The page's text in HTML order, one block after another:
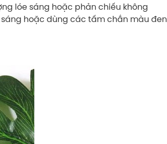
lóe sáng hoặc phản chiếu không
hoặc dùng các tấm chắn màu đen